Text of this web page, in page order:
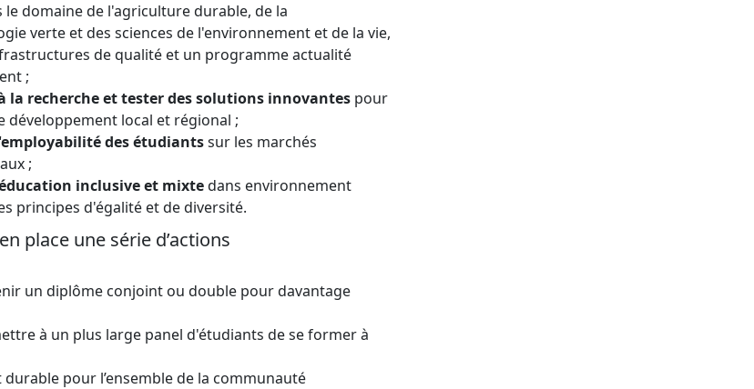
domaine de l'agriculture durable, de la
verte et des sciences de l'environnement et de la vie,
de qualité et un programme actualité
;
la recherche et tester des solutions innovantespour
développement local et régional ;
des étudiantssur les marchés
;
inclusive et mixtedans environnement
principes d'égalité et de diversité.
place une série d’actions
un diplôme conjoint ou double pour davantage
à un plus large panel d'étudiants de se former à
pour l’ensemble de la communauté